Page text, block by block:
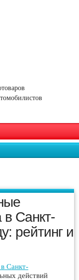
в Санкт-
рейтинг и
Санкт-
действий